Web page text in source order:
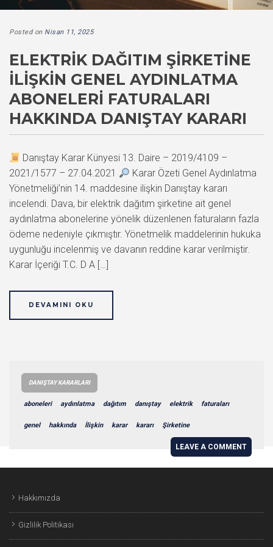
Posted on Nisan 11, 2025
ELEKTRIK DAĞITIM ŞIRKETINE
İLIŞKIN GENEL AYDINLATMA
ABONELERI FATURALARI
HAKKINDA DANIŞTAY KARARI
Danıştay Karar Künyesi 13. Daire – 2019/4109 –
2021/1577 – 27.04.2021
Karar Özeti Genel Aydınlatma
Yönetmeliği’nin 14. maddesine ilişkin Danıştay kararı
incelendi. Dava, bir elektrik dağıtım şirketine ait genel
aydınlatma abonelerine yönelik düzenlenen faturaların fazla
ödeme nedeniyle çıkmıştır. Yönetmelik maddelerinin hukuka
uygunluğu incelenmiş ve davanın reddine karar verilmiştir.
Karar İçeriği T.C. D A […]
DEVAMINI OKU
DANIŞTAY KARARLARI
aboneleri aydınlatma dağıtım danıştay elektrik faturaları
genel hakkında İlişkin karar kararı Şirketine
LEAVE A COMMENT
Hakkımızda
Gizlilik Politikası